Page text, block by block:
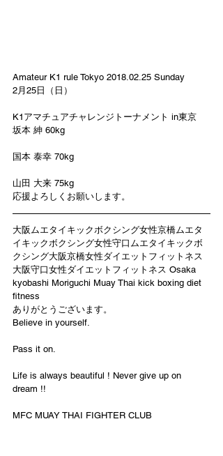
Amateur K1 rule Tokyo 2018.02.25 Sunday
2月25日（日）
K1アマチュアチャレンジトーナメント in東京
坂本 紳 60kg
国本 泰幸 70kg
山田 大来 75kg
応援よろしくお願いします。
大阪ムエタイキックボクシング女性京橋ムエタ
イキックボクシング女性守口ムエタイキックボ
クシング大阪京橋女性ダイエットフィットネス
大阪守口女性ダイエットフィットネス Osaka
kyobashi Moriguchi Muay Thai kick boxing diet
fitness
ありがとうございます。
Believe in yourself.
Pass it on.
Life is always beautiful ! Never give up on
dream !!
MFC MUAY THAI FIGHTER CLUB